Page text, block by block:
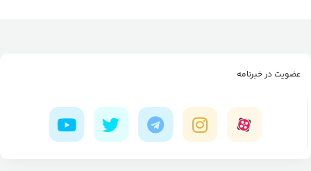
عضویت در خبرنامه